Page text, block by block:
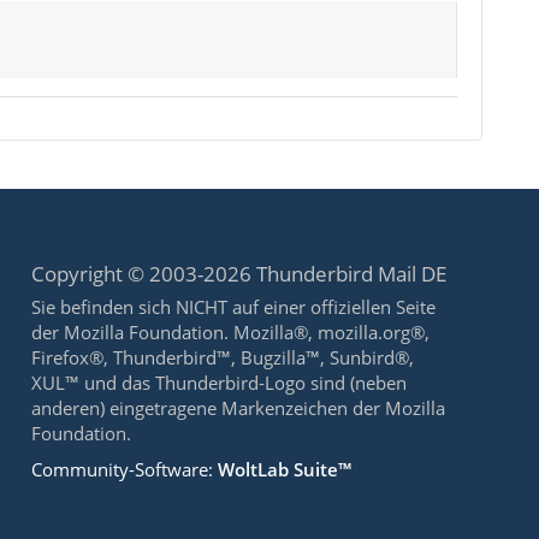
Copyright © 2003-2026 Thunderbird Mail DE
Sie befinden sich NICHT auf einer offiziellen Seite
der Mozilla Foundation. Mozilla®, mozilla.org®,
Firefox®, Thunderbird™, Bugzilla™, Sunbird®,
XUL™ und das Thunderbird-Logo sind (neben
anderen) eingetragene Markenzeichen der Mozilla
Foundation.
Community-Software:WoltLab Suite™